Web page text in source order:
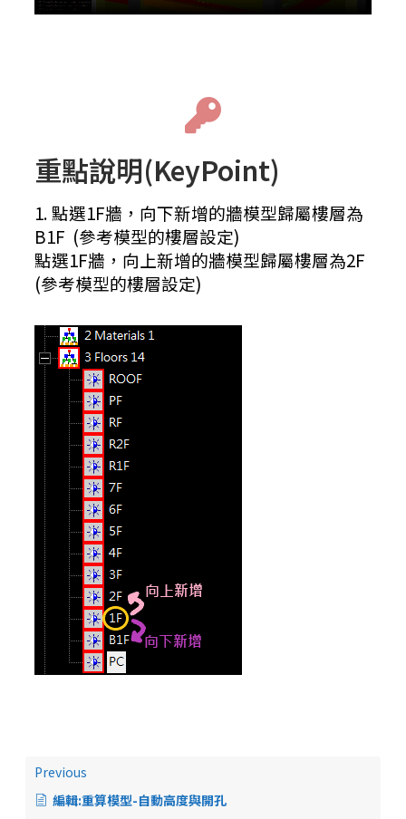
重點說明(KeyPoint)
1. 點選1F牆，向下新增的牆模型歸屬樓層為
B1F (參考模型的樓層設定)
點選1F牆，向上新增的牆模型歸屬樓層為2F
(參考模型的樓層設定)
Previous
編輯:重算模型-自動高度與開孔